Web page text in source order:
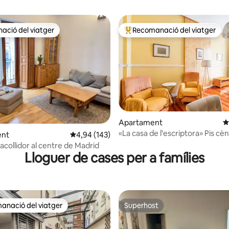
d'un total de 5; 162 avaluacions
del viatger
del viatger
4,94 de puntuació mitjana d'un total de 5; 143
4,94 (143)
acollidor al centre de Madrid
Principals recomanacions dels
Recomanació del viatger
Apartament
«La casa de l'escriptora» Pis
Lloguer de cases per a famílies
recomanacions dels viatgers
del viatger Superhost
Superhost